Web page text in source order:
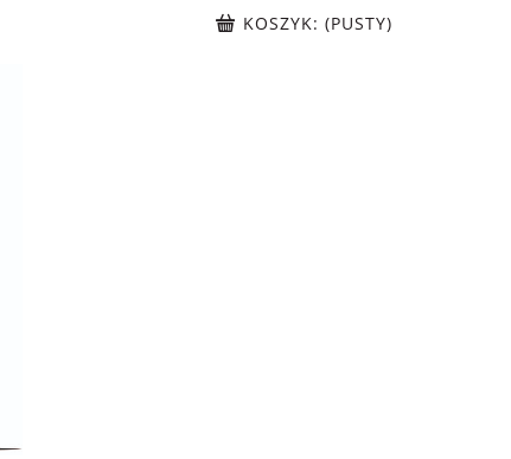
KOSZYK: (PUSTY)